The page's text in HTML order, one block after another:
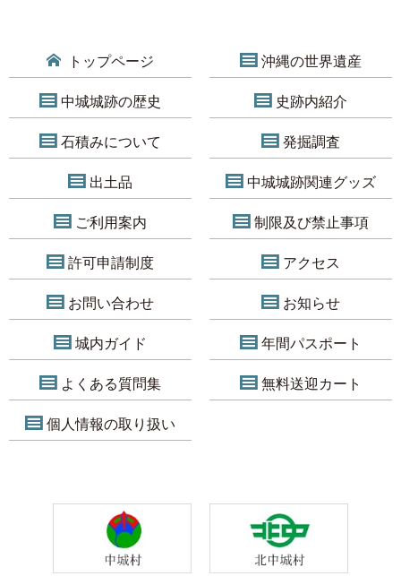
トップページ 沖縄の世界遺産
中城城跡の歴史 史跡内紹介
石積みについて 発掘調査
出土品 中城城跡関連グッズ
ご利用案内 制限及び禁止事項
許可申請制度 アクセス
お問い合わせ お知らせ
城内ガイド 年間パスポート
よくある質問集 無料送迎カート
個人情報の取り扱い